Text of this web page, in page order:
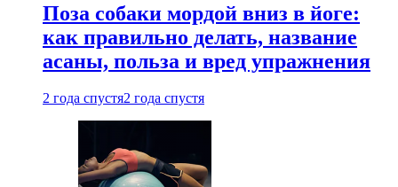
Поза собаки мордой вниз в йоге:
как правильно делать, название
асаны, польза и вред упражнения
2 года спустя2 года спустя